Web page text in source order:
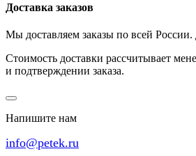
Доставка заказов
Мы доставляем заказы по всей России.
Стоимость доставки рассчитывает
и подтверждении заказа.
Напишите нам
info@petek.ru